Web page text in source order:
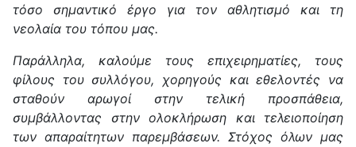
τόσο σημαντικό έργο για τον αθλητισμό και τη
νεολαία του τόπου μας.
Παράλληλα, καλούμε τους επιχειρηματίες, τους
φίλους του συλλόγου, χορηγούς και εθελοντές να
σταθούν αρωγοί στην τελική προσπάθεια,
συμβάλλοντας στην ολοκλήρωση και τελειοποίηση
των απαραίτητων παρεμβάσεων. Στόχος όλων μας